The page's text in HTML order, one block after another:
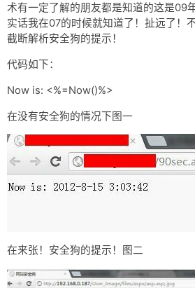
术有一定了解的朋友都是知道的这是09
实话我在07的时候就知道了！扯远了！
截断解析安全狗的提示！
代码如下：
Now is: <%=Now()%>
在没有安全狗的情况下图一
在来张！安全狗的提示！图二